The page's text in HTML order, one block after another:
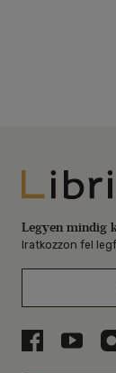
Legyen mindig
Iratkozzon fel
Libri aLibri